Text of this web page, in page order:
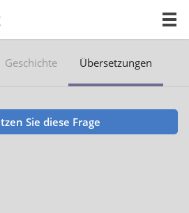
Geschichte Übersetzungen
Sie diese Frage